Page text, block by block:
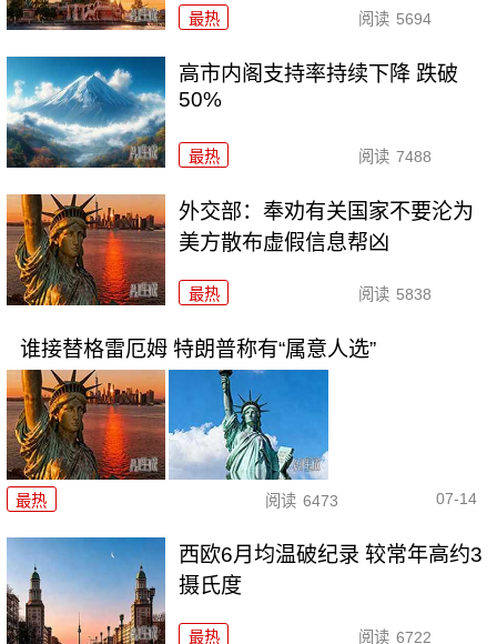
最热 阅读 5694
高市内阁支持率持续下降 跌破
50%
最热 阅读 7488
外交部：奉劝有关国家不要沦为
美方散布虚假信息帮凶
最热 阅读 5838
谁接替格雷厄姆 特朗普称有“属意人选”
最热 阅读 6473 07-14
西欧6月均温破纪录 较常年高约3
摄氏度
最热 阅读 6722